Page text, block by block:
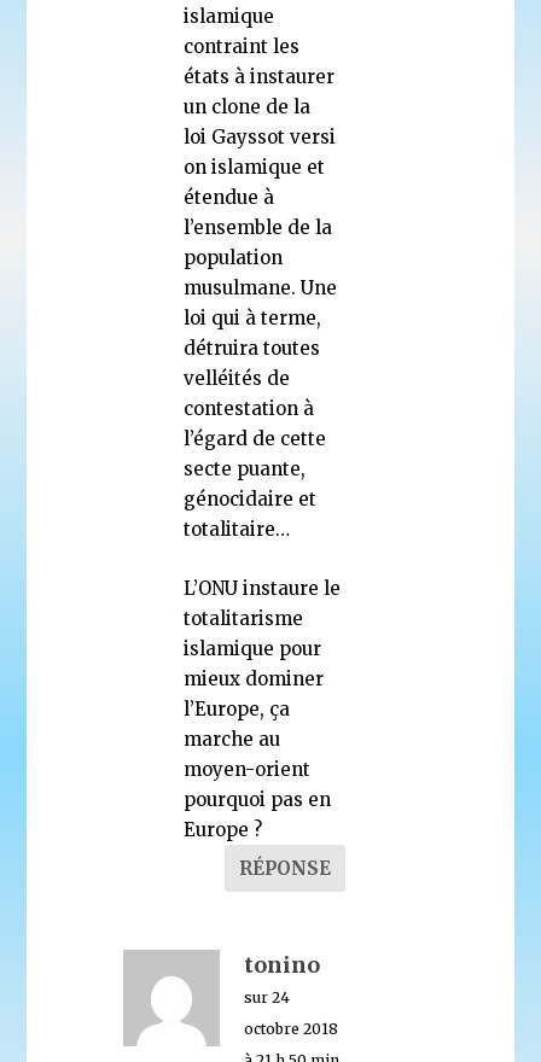
islamique
contraint les
états à instaurer
un clone de la
loi Gayssot versi
on islamique et
étendue à
l’ensemble de la
population
musulmane. Une
loi qui à terme,
détruira toutes
velléités de
contestation à
l’égard de cette
secte puante,
génocidaire et
totalitaire…
L’ONU instaure le
totalitarisme
islamique pour
mieux dominer
l’Europe, ça
marche au
moyen-orient
pourquoi pas en
Europe ?
RÉPONSE
tonino
sur 24
octobre 2018